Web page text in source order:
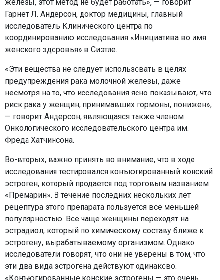
железы, этот метод не будет работать», — говорит
Гарнет Л. Андерсон, доктор медицины, главный
исследователь Клинического центра по
координированию исследования «Инициатива во имя
женского здоровья» в Сиэтле.
«Эти вещества не следует использовать в целях
предупреждения рака молочной железы, даже
несмотря на то, что исследования ясно показывают, что
риск рака у женщин, принимавших гормоны, понижен»,
— говорит Андерсон, являющаяся также членом
Онкологического исследовательского центра им.
Фреда Хатчинсона.
Во-вторых, важно принять во внимание, что в ходе
исследования тестировался конъюгированный конский
эстроген, который продается под торговым названием
«Премарин». В течение последних нескольких лет
рецептура этого препарата пользуется все меньшей
популярностью. Все чаще женщины переходят на
эстрадиол, который по химическому составу ближе к
эстрогену, вырабатываемому организмом. Однако
исследователи говорят, что они не уверены в том, что
эти два вида эстрогена действуют одинаково.
«Конъюгированные конские эстрогены — это очень